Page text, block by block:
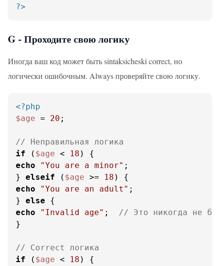
?>
G - Проходите свою логику
Иногда ваш код может быть sintaksicheski correct, но
логически ошибочным. Always проверяйте свою логику.
<?php
$age = 20 ;
// Неправильная логика
if ( $age < 18
echo
"You are a minor" ;
} elseif ( $age >= 18
echo
"You are an adult" ;
} else
echo
"Invalid age" ; // Это никогда не
}
// Correct логика
if ( $age < 18